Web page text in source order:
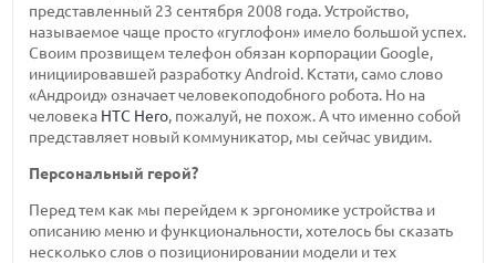
представленный 23 сентября 2008 года. Устройство,
называемое чаще просто «гуглофон» имело большой успех.
Своим прозвищем телефон обязан корпорации Google,
инициировавшей разработку Android. Кстати, само слово
«Андроид» означает человекоподобного робота. Но на
человека HTC Hero, пожалуй, не похож. А что именно собой
представляет новый коммуникатор, мы сейчас увидим.
Персональный герой?
Перед тем как мы перейдем к эргономике устройства и
описанию меню и функциональности, хотелось бы сказать
несколько слов о позиционировании модели и тех